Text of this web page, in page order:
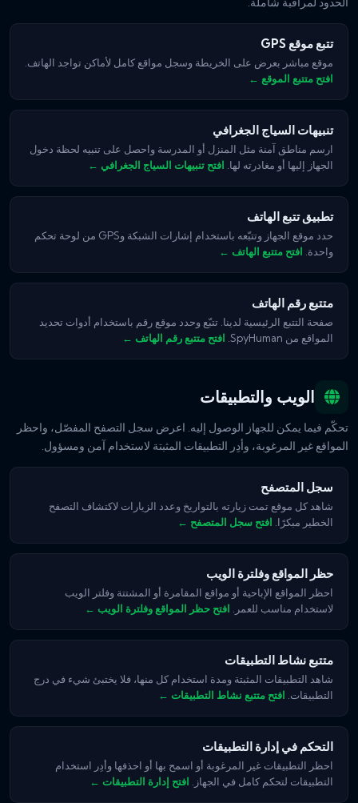
تتبع موقع GPS
موقع مباشر بعرض على الخريطة وسجل مواقع كامل لأماكن تواجد الهاتف.
افتح متتبع الموقع ←
تنبيهات السياج الجغرافي
ارسم مناطق آمنة مثل المنزل أو المدرسة واحصل على تنبيه لحظة دخول
الجهاز إليها أو مغادرته لها. افتح تنبيهات السياج الجغرافي ←
تطبيق تتبع الهاتف
حدد موقع الجهاز وتتبّعه باستخدام إشارات الشبكة وGPS من لوحة تحكم
واحدة. افتح متتبع الهاتف ←
متتبع رقم الهاتف
صفحة التتبع الرئيسية لدينا. تتبّع وحدد موقع رقم باستخدام أدوات تحديد
المواقع من SpyHuman.
افتح متتبع رقم الهاتف ←
الويب والتطبيقات
تحكّم فيما يمكن للجهاز الوصول إليه. اعرض سجل التصفح المفصّل، واحظر
المواقع غير المرغوبة، وأدِر التطبيقات المثبتة لاستخدام آمن ومسؤول.
سجل المتصفح
شاهد كل موقع تمت زيارته بالتواريخ وعدد الزيارات لاكتشاف التصفح
الخطير مبكرًا. افتح سجل المتصفح ←
حظر المواقع وفلترة الويب
احظر المواقع الإباحية أو مواقع المقامرة أو المشتتة وفلتر الويب
لاستخدام مناسب للعمر. افتح حظر المواقع وفلترة الويب ←
متتبع نشاط التطبيقات
شاهد التطبيقات المثبتة ومدة استخدام كل منها، فلا يختبئ شيء في درج
التطبيقات. افتح متتبع نشاط التطبيقات ←
التحكم في إدارة التطبيقات
احظر التطبيقات غير المرغوبة أو اسمح بها أو احذفها وأدِر استخدام
التطبيقات لتحكم كامل في الجهاز. افتح إدارة التطبيقات ←